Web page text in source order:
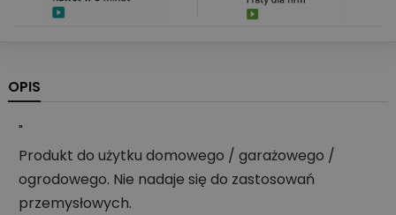
OPIS
"
Produkt do użytku domowego / garażowego /
ogrodowego. Nie nadaje się do zastosowań
przemysłowych.